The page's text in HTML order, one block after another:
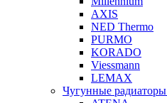
AXIS
NED Thermo
PURMO
KORADO
Viessmann
LEMAX
Чугунные радиаторы